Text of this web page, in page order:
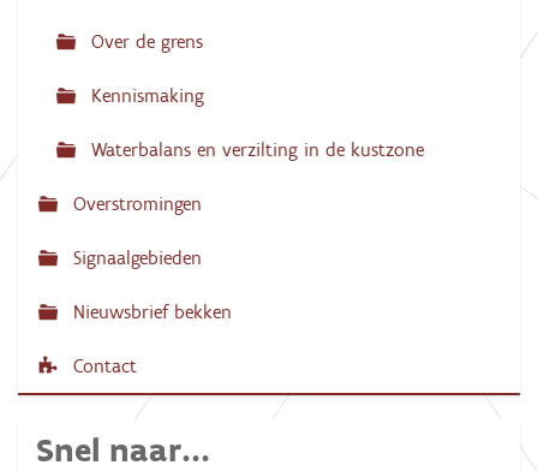
Over de grens
Kennismaking
Waterbalans en verzilting in de kustzone
Overstromingen
Signaalgebieden
Nieuwsbrief bekken
Contact
Snel naar...